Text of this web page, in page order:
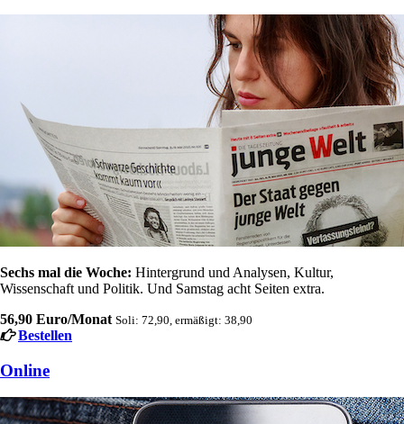
Sechs mal die Woche: Hintergrund und Analysen, Kultur,
Wissenschaft und Politik. Und Samstag acht Seiten extra.
56,90 Euro/Monat Soli: 72,90, ermäßigt: 38,90
Bestellen
Online